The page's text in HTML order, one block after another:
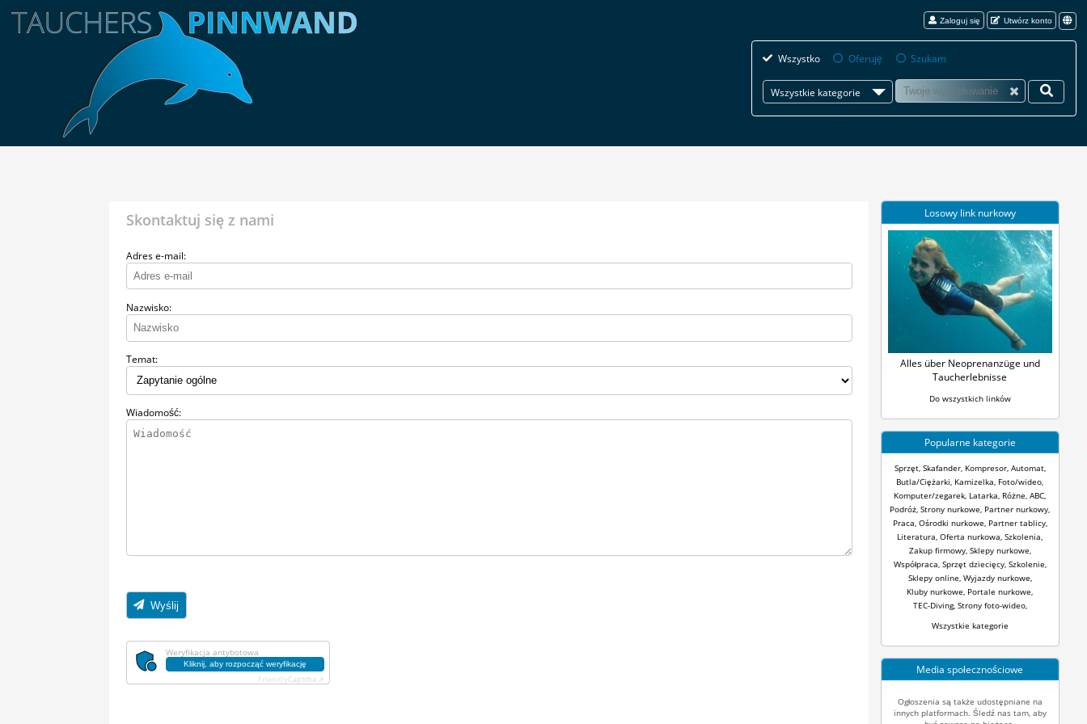
Zaloguj się Utwórz konto
Wszystko Oferuję Szukam
Wszystkie kategorie
Skontaktuj się z nami
Adres e-mail:
Nazwisko:
Temat:
Wiadomość:
Wyślij
Weryfikacja antybotowa
Kliknij, aby rozpocząć weryfikację
Captcha ⇗
Losowy link nurkowy
Alles über Neoprenanzüge und
Taucherlebnisse
Do wszystkich linków
Popularne kategorie
Sprzęt, Skafander, Kompresor, Automat,
Butla/Ciężarki Kamizelka Foto/wideo
Komputer/zegarek Latarka Różne ABC
Podróż Strony nurkowe Partner nurkowy
Praca Ośrodki nurkowe Partner tablicy,
Literatura Oferta nurkowa Szkolenia
Zakup firmowy, Sklepy nurkowe
Współpraca Sprzęt dziecięcy, Szkolenie
Sklepy online Wyjazdy nurkowe
Kluby nurkowe Portale nurkowe
TEC-Diving, Strony foto-wideo,
Wszystkie kategorie
Media społecznościowe
Ogłoszenia są także udostępniane na
innych platformach. Śledź nas tam, aby